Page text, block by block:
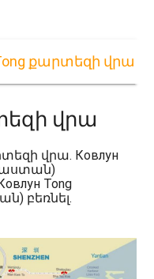
քարտեզի վրա
վրա
վրա. Ковлун
Tong
բեռնել.